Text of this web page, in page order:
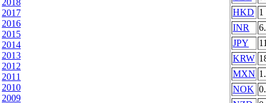
2018
2017
2016
2015
2014
2013
2012
2011
2010
2009
HKD 1
INR
JPY
KRW
MXN
NOK